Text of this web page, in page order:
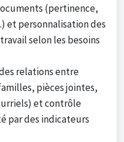
(pertinence,
et personnalisation des
selon les besoins
relations entre
pièces jointes,
et contrôle
par des indicateurs